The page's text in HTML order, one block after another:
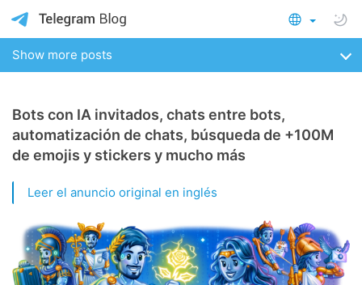
Show more posts
Bots con IA invitados, chats entre bots,
automatización de chats, búsqueda de +100M
de emojis y stickers y mucho más
Leer el anuncio original en inglés